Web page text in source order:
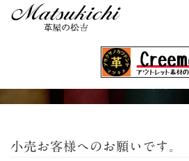
お知らせ
小売お客様へのお願いです。